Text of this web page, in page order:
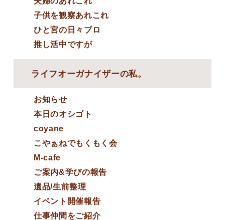
子供を観察あれこれ
ひと宮の日々ブロ
推し活中ですが
ライフオーガナイザーの私。
お知らせ
本日のオシゴト
coyane
こやぁねでもくもく会
M-cafe
ご案内&学びの報告
遺品/生前整理
イベント開催報告
仕事仲間をご紹介